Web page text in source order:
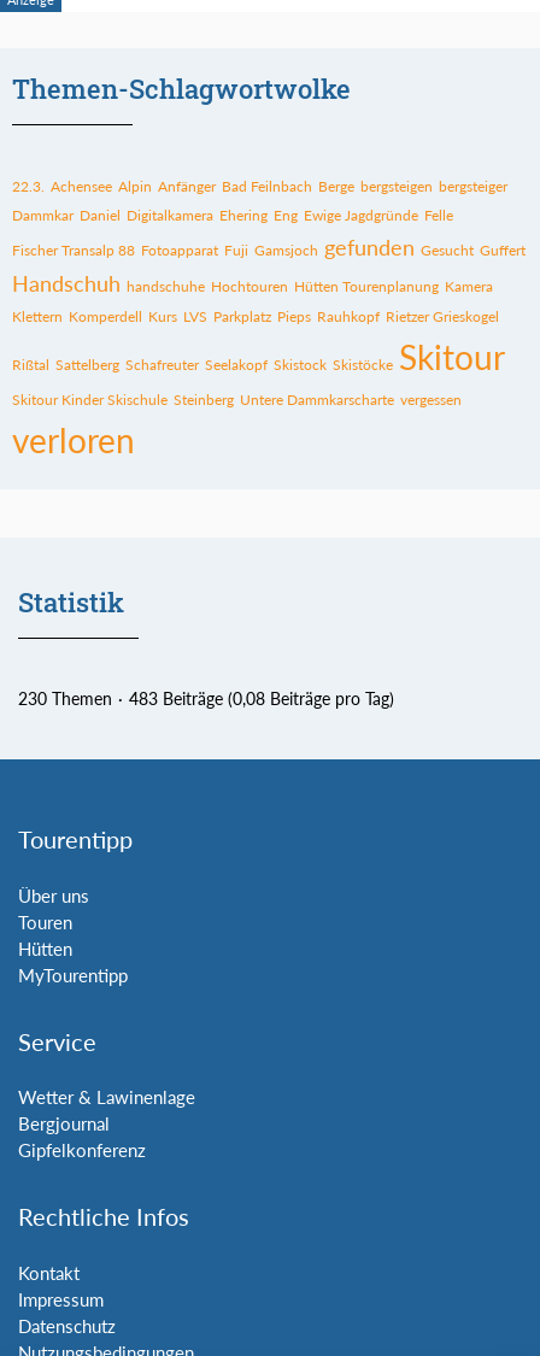
Themen-Schlagwortwolke
22.3. Achensee Alpin Anfänger Bad Feilnbach Berge bergsteigen bergsteiger
Dammkar Daniel Digitalkamera Ehering Eng Ewige Jagdgründe Felle
Fischer Transalp 88 Fotoapparat Fuji Gamsjoch gefunden Gesucht Guffert
Handschuh handschuhe Hochtouren Hütten Tourenplanung Kamera
Klettern Komperdell Kurs LVS Parkplatz Pieps Rauhkopf Rietzer Grieskogel
Rißtal Sattelberg Schafreuter Seelakopf Skistock Skistöcke Skitour
Skitour Kinder Skischule Steinberg Untere Dammkarscharte vergessen
verloren
Statistik
230 Themen 483 Beiträge (0,08 Beiträge pro Tag)
Tourentipp
Über uns
Touren
Hütten
MyTourentipp
Service
Wetter & Lawinenlage
Bergjournal
Gipfelkonferenz
Rechtliche Infos
Kontakt
Impressum
Datenschutz